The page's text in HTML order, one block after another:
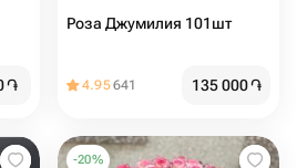
֏
Роза Джумилия 101шт
4.95641 135 000֏
-20%